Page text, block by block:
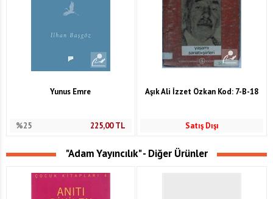
Yunus Emre
%25 225,00TL
Aşık Ali İzzet Özkan Kod: 7-B-18
Satış Dışı
"Adam Yayıncılık" - Diğer Ürünler